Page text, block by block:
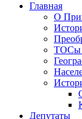
Главная
О
ТОСы
Депутаты